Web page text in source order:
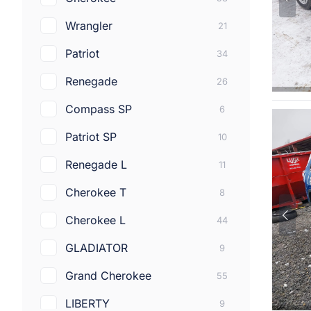
Acura 139
Porsche 39
Fiat 51
Volvo 47
Suzuki 4
Mercedes-benz 200
Infiniti 184
Chrysler 89
Alfa romeo 11
Aston martin 4
Bentley 4
Wrangler 21
Patriot 34
Renegade 26
Compass SP 6
Patriot SP 10
Renegade L 11
Cherokee T 8
Cherokee L 44
GLADIATOR 9
Grand Cherokee 55
LIBERTY 9